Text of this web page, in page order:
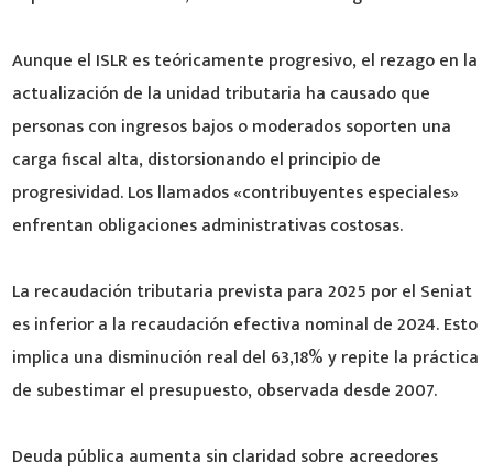
Aunque el ISLR es teóricamente progresivo, el rezago en la
actualización de la unidad tributaria ha causado que
personas con ingresos bajos o moderados soporten una
carga fiscal alta, distorsionando el principio de
progresividad. Los llamados «contribuyentes especiales»
enfrentan obligaciones administrativas costosas.
La recaudación tributaria prevista para 2025 por el Seniat
es inferior a la recaudación efectiva nominal de 2024. Esto
implica una disminución real del 63,18% y repite la práctica
de subestimar el presupuesto, observada desde 2007.
Deuda pública aumenta sin claridad sobre acreedores